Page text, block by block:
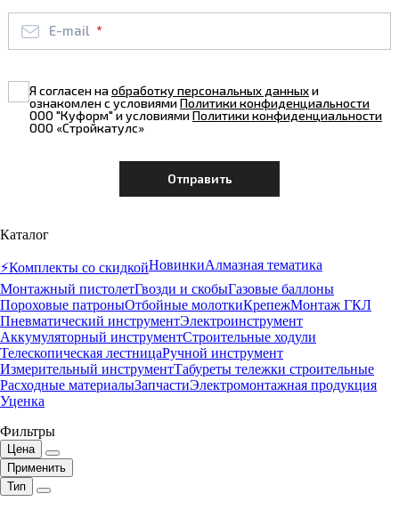
E-mail
Я согласен наобработку персональных данныхи
ознакомлен с условиямиПолитики конфиденциальности
ООО "Куформ" и условиямиПолитики конфиденциальности
ООО «Стройкатулс»
Каталог
⚡️Комплекты со скидкойНовинкиАлмазная тематика
Монтажный пистолетГвозди и скобыГазовые баллоны
Пороховые патроныОтбойные молоткиКрепежМонтаж ГКЛ
Пневматический инструментЭлектроинструмент
Аккумуляторный инструментСтроительные ходули
Телескопическая лестницаРучной инструмент
Измерительный инструментТабуреты тележки строительные
Расходные материалыЗапчастиЭлектромонтажная продукция
Уценка
Фильтры
Цена
Применить
Тип